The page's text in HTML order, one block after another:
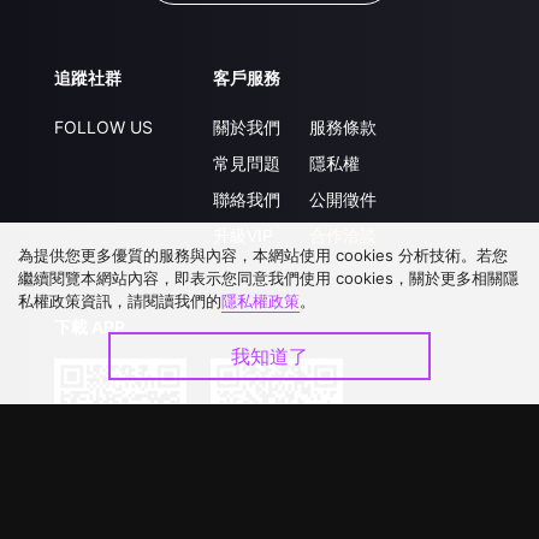
追蹤社群
FOLLOW US
客戶服務
關於我們
常見問題
聯絡我們
服務條款
隱私權
公開徵件
為提供您更多優質的服務與內容，本網站使用 cookies 分析技術。若您
繼續閱覽本網站內容，即表示您同意我們使用 cookies，關於更多相關隱
私權政策資訊，請閱讀我們的隱私權政策。
我知道了